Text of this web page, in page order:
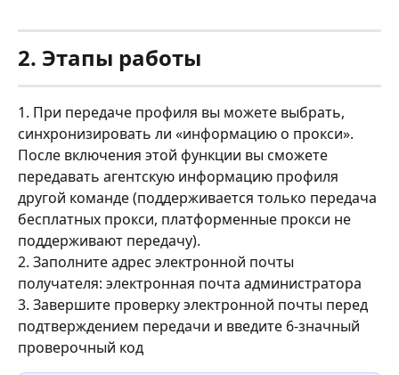
2. Этапы работы
1. При передаче профиля вы можете выбрать,
синхронизировать ли «информацию о прокси».
После включения этой функции вы сможете
передавать агентскую информацию профиля
другой команде (поддерживается только передача
бесплатных прокси, платформенные прокси не
поддерживают передачу).
2. Заполните адрес электронной почты
получателя: электронная почта администратора
3. Завершите проверку электронной почты перед
подтверждением передачи и введите 6-значный
проверочный код